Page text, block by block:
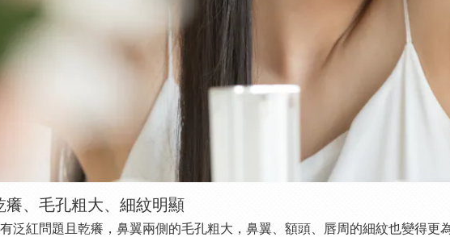
、毛孔粗大、細紋明顯
泛紅問題且乾癢，鼻翼兩側的毛孔粗大，鼻翼、額頭、唇周的細紋也變得更為